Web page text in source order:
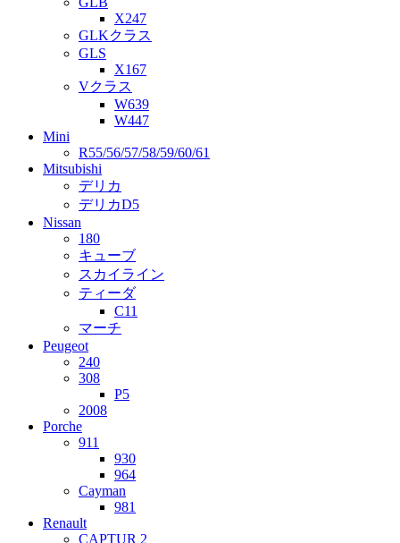
X247
GLKクラス
GLS
X167
Vクラス
W639
W447
Mini
R55/56/57/58/59/60/61
Mitsubishi
デリカ
デリカD5
Nissan
180
キューブ
スカイライン
ティーダ
C11
マーチ
Peugeot
240
308
P5
2008
Porche
911
930
964
Cayman
981
Renault
CAPTUR 2